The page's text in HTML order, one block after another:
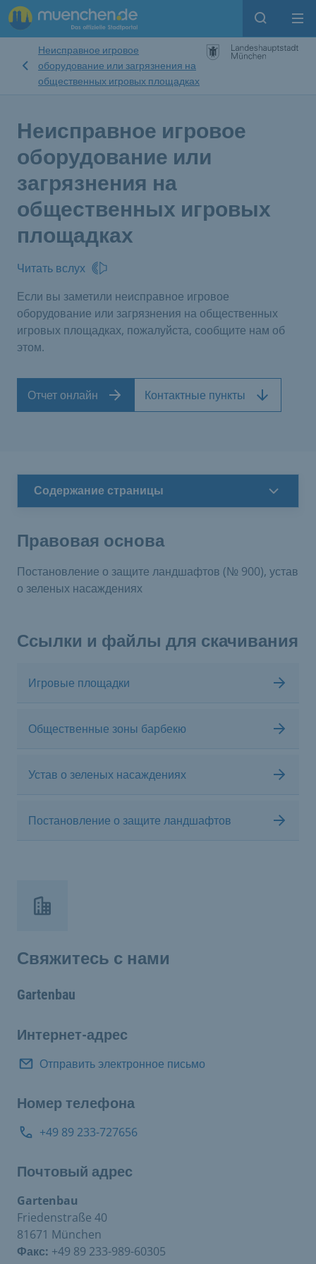
Open
Неисправное игровое
оборудование или загрязнения на
общественных игровых площадках
Неисправное игровое
оборудование или
загрязнения на
общественных игровых
площадках
Читать вслух
Если вы заметили неисправное игровое
оборудование или загрязнения на общественных
игровых площадках, пожалуйста, сообщите нам об
этом.
Отчет онлайн Контактные пункты
Содержание страницы
Правовая основа
Постановление о защите ландшафтов (№ 900), устав
о зеленых насаждениях
Ссылки и файлы для скачивания
Игровые площадки
Общественные зоны барбекю
Устав о зеленых насаждениях
Постановление о защите ландшафтов
Свяжитесь с нами
Gartenbau
Интернет-адрес
Отправить электронное письмо
Номер телефона
+49 89 233-727656
Почтовый адрес
Gartenbau
Friedenstraße 40
81671 München
Факс: +49 89 233-989-60305